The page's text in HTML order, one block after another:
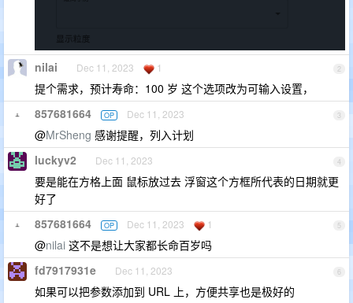
2
nilai Dec 11, 2023 1
提个需求，预计寿命：100 岁 这个选项改为可输入设置，
3
857681664 OP Dec 11, 2023
@MrSheng 感谢提醒，列入计划
4
luckyv2 Dec 11, 2023
要是能在方格上面 鼠标放过去 浮窗这个方框所代表的日期就更
好了
5
857681664 OP Dec 11, 2023 1
@nilai 这不是想让大家都长命百岁吗
6
fd7917931e Dec 11, 2023
如果可以把参数添加到 URL 上，方便共享也是极好的